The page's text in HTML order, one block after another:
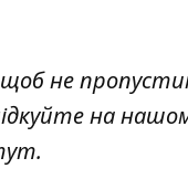
не
на
.